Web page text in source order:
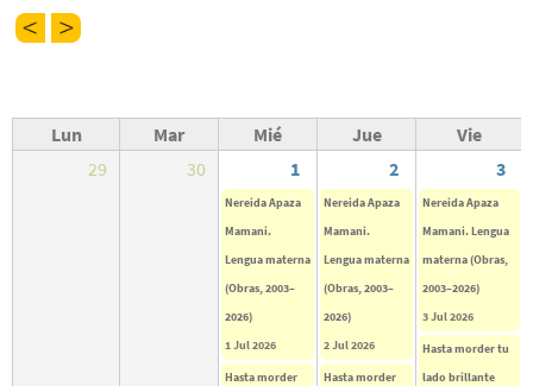
Lun Mar Mié Jue
Vie
29
30 1 2 3
Nereida Apaza
Mamani.
Lengua materna
(Obras, 2003–
2026)
1 Jul 2026
Hasta morder
Nereida Apaza
Mamani.
Lengua materna
(Obras, 2003–
2026)
2 Jul 2026
Hasta morder
Nereida Apaza
Mamani. Lengua
materna (Obras,
2003–2026)
3 Jul 2026
Hasta morder tu
lado brillante